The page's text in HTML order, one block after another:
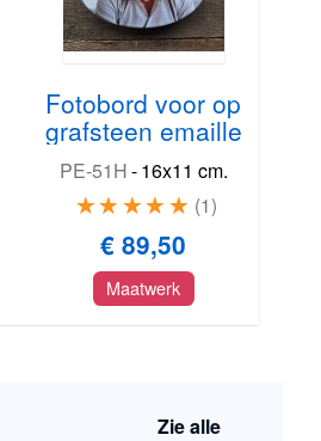
Fotobord voor op
grafsteen emaille
PE-51H-16x11 cm.
1
€ 89,50
Maatwerk
Zie alle